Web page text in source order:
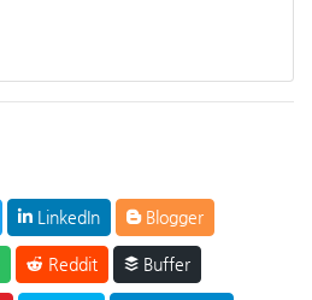
LinkedIn Blogger
Reddit Buffer